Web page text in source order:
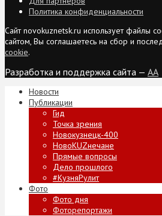
Политика конфиденциальности
Сайт novokuznetsk.ru использует файлы
сайтом, Вы соглашаетесь на сбор и
cookie.
Разработка и поддержка сайта — AA
Новости
Публикации
Гид
Точка зрения
Новокузнецк-400
НовоKUZнечане
Прямые вопросы
Дело прошлого
#КузняРулит
Фото
Фото дня
Фоторепортажи